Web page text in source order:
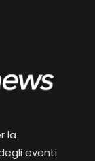
la
eventi